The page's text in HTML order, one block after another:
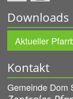
Downloads
Aktueller
Kontakt
Gemeinde Dom